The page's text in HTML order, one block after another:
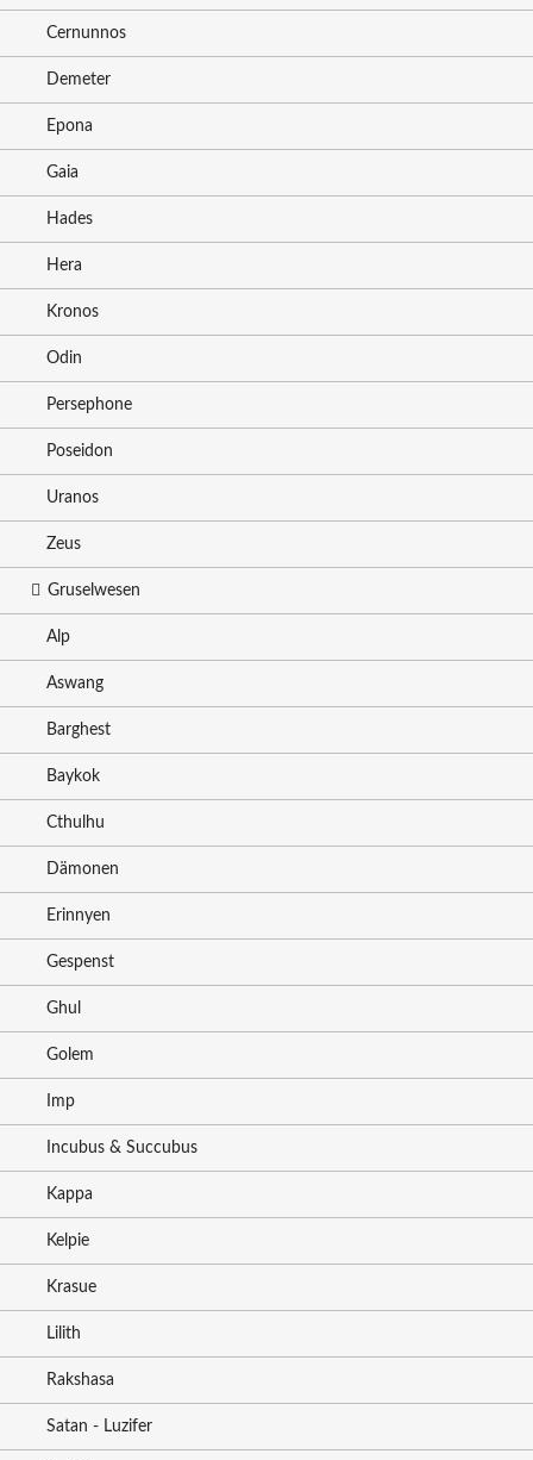
Cernunnos
Demeter
Epona
Gaia
Hades
Hera
Kronos
Odin
Persephone
Poseidon
Uranos
Zeus
Gruselwesen
Alp
Aswang
Barghest
Baykok
Cthulhu
Dämonen
Erinnyen
Gespenst
Ghul
Golem
Imp
Incubus & Succubus
Kappa
Kelpie
Krasue
Lilith
Rakshasa
Satan - Luzifer